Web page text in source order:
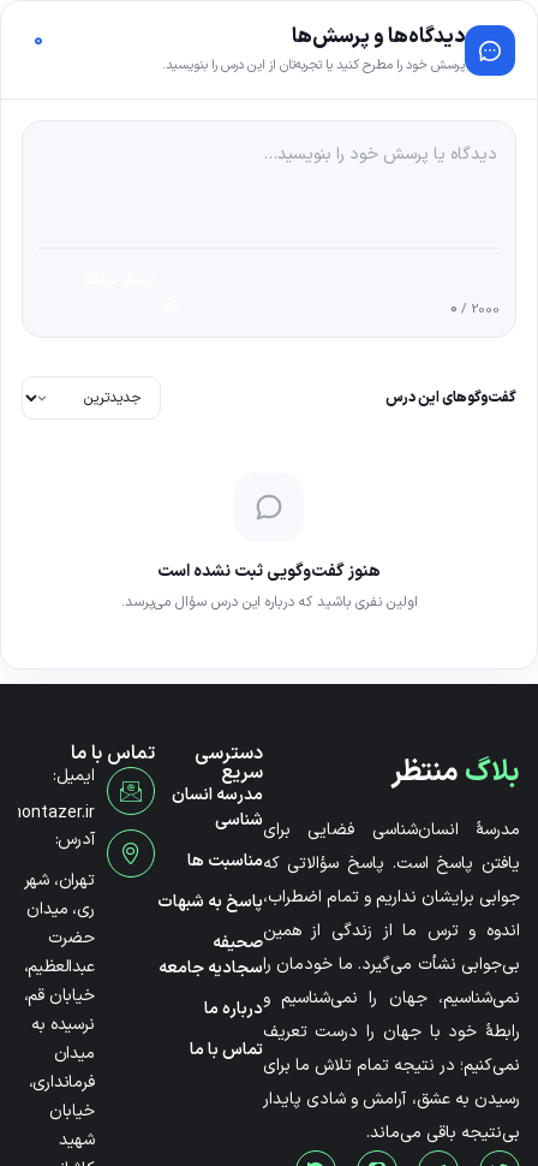
دیدگاه‌ها و پرسش‌ها
پرسش خود را مطرح کنید یا تجربه‌تان از این درس را بنویسید.
0
0 / 2000
گفت‌وگوهای این درس
هنوز گفت‌وگویی ثبت نشده است
اولین نفری باشید که درباره این درس سؤال می‌پرسد.
بلاگمنتظر
مدرسۀ انسان‌شناسی فضایی برای
یافتن پاسخ است. پاسخ سؤالاتی که
جوابی برایشان نداریم و تمام اضطراب،
اندوه و ترس ما از زندگی از همین
بی‌جوابی نشأت می‌گیرد. ما خودمان را
نمی‌شناسیم، جهان را نمی‌شناسیم و
رابطۀ خود با جهان را درست تعریف
نمی‌کنیم؛ در نتیجه تمام تلاش ما برای
رسیدن به عشق، آرامش و شادی پایدار
بی‌نتیجه باقی می‌ماند.
دسترسی
سریع
مدرسه انسان
شناسی
مناسبت ها
پاسخ به شبهات
صحیفه
سجادیه جامعه
درباره ما
تماس با ما
تماس با ما
ایمیل:
آدرس:
تهران، شهر
ری، میدان
حضرت
عبدالعظیم،
خیابان قم،
نرسیده به
میدان
فرمانداری،
خیابان
شهید